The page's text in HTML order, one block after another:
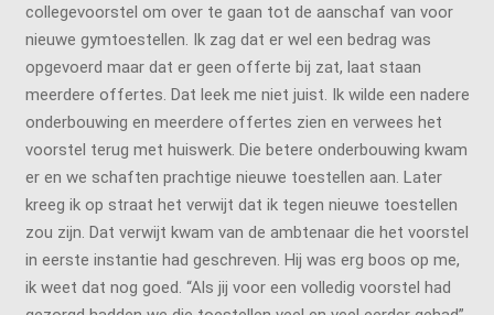
collegevoorstel om over te gaan tot de aanschaf van voor
nieuwe gymtoestellen. Ik zag dat er wel een bedrag was
opgevoerd maar dat er geen offerte bij zat, laat staan
meerdere offertes. Dat leek me niet juist. Ik wilde een nadere
onderbouwing en meerdere offertes zien en verwees het
voorstel terug met huiswerk. Die betere onderbouwing kwam
er en we schaften prachtige nieuwe toestellen aan. Later
kreeg ik op straat het verwijt dat ik tegen nieuwe toestellen
zou zijn. Dat verwijt kwam van de ambtenaar die het voorstel
in eerste instantie had geschreven. Hij was erg boos op me,
ik weet dat nog goed. “Als jij voor een volledig voorstel had